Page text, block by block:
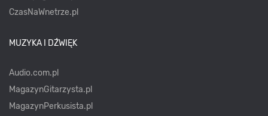
CzasNaWnetrze.pl
MUZYKA I DŹWIĘK
Audio.com.pl
MagazynGitarzysta.pl
MagazynPerkusista.pl